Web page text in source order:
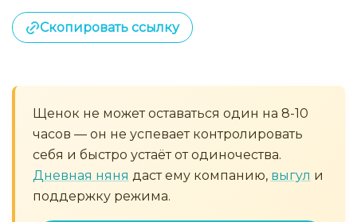
Скопировать ссылку
Щенок не может оставаться один на 8-10
часов — он не успевает контролировать
себя и быстро устаёт от одиночества.
Дневная няня даст ему компанию, выгул и
поддержку режима.